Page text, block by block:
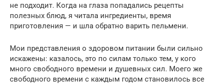
не подходит. Когда на глаза попадались рецепты
полезных блюд, я читала ингредиенты, время
приготовления — и шла обратно варить пельмени.
Мои представления о здоровом питании были сильно
искажены: казалось, это по силам только тем, у кого
много свободного времени и душевных сил. Моего же
свободного времени с каждым годом становилось все